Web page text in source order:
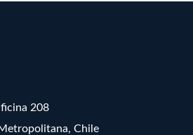
208
Chile